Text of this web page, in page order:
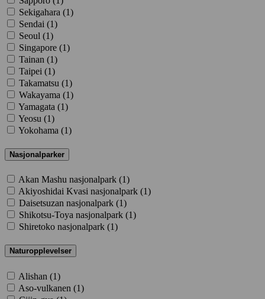
Sekigahara (1)
Sendai (1)
Seoul (1)
Singapore (1)
Tainan (1)
Taipei (1)
Takamatsu (1)
Wakayama (1)
Yamagata (1)
Yeosu (1)
Yokohama (1)
Nasjonalparker
Akan Mashu nasjonalpark (1)
Akiyoshidai Kvasi nasjonalpark (1)
Daisetsuzan nasjonalpark (1)
Shikotsu-Toya nasjonalpark (1)
Shiretoko nasjonalpark (1)
Naturopplevelser
Alishan (1)
Aso-vulkanen (1)